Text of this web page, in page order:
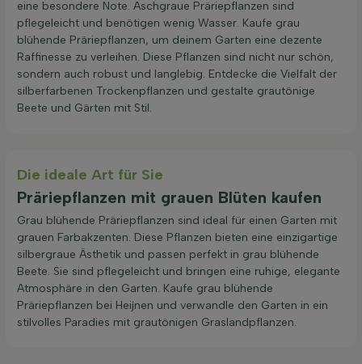
eine besondere Note. Aschgraue Präriepflanzen sind
pflegeleicht und benötigen wenig Wasser. Kaufe grau
blühende Präriepflanzen, um deinem Garten eine dezente
Raffinesse zu verleihen. Diese Pflanzen sind nicht nur schön,
sondern auch robust und langlebig. Entdecke die Vielfalt der
silberfarbenen Trockenpflanzen und gestalte grautönige
Beete und Gärten mit Stil.
Die ideale Art für Sie
Präriepflanzen mit grauen Blüten kaufen
Grau blühende Präriepflanzen sind ideal für einen Garten mit
grauen Farbakzenten. Diese Pflanzen bieten eine einzigartige
silbergraue Ästhetik und passen perfekt in grau blühende
Beete. Sie sind pflegeleicht und bringen eine ruhige, elegante
Atmosphäre in den Garten. Kaufe grau blühende
Präriepflanzen bei Heijnen und verwandle den Garten in ein
stilvolles Paradies mit grautönigen Graslandpflanzen.